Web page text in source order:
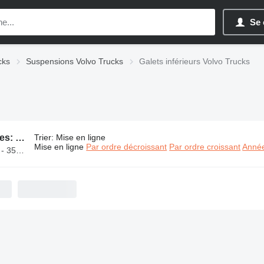
Se
Suspensions Volvo Trucks Galets inférieurs Volvo Trucks
147 annonces:
Galets inférieurs Volvo Trucks
CHF
Trier: Mise en ligne
Mise en ligne Par ordre décroissant Par ordre croissant